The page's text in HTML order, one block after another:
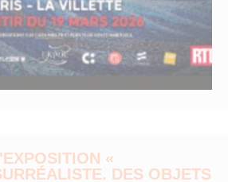
«
DES OBJETS